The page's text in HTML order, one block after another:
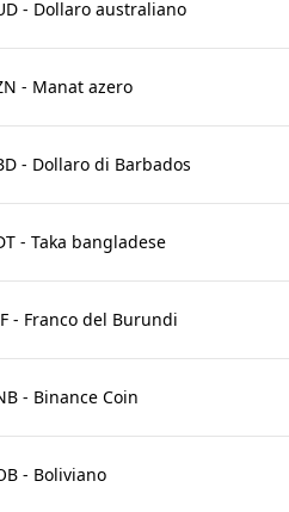
- Dollaro australiano
- Manat azero
- Dollaro di Barbados
- Taka bangladese
- Franco del Burundi
- Binance Coin
- Boliviano